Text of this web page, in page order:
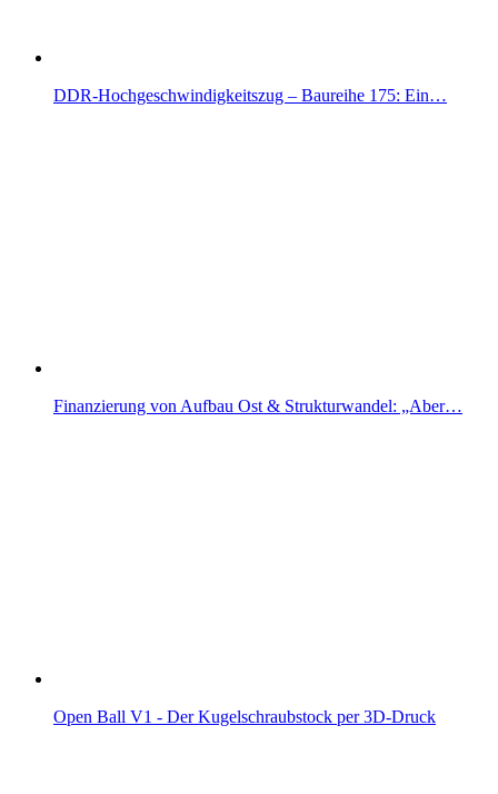
DDR-Hochgeschwindigkeitszug – Baureihe 175: Ein…
Finanzierung von Aufbau Ost & Strukturwandel: „Aber…
Open Ball V1 - Der Kugelschraubstock per 3D-Druck